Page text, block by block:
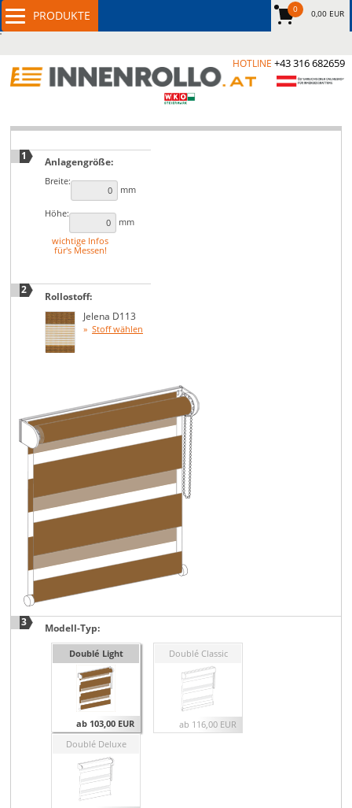
1 Anlagengröße:
Breite:
mm
Höhe:
mm
wichtige Infos
für's Messen!
2
Rollostoff:
Jelena D113
Stoff wählen
3 Modell-Typ:
Doublé Light
ab 103,00 EUR
Doublé Classic
ab 116,00 EUR
Doublé Deluxe
0 0,00 EUR
HOTLINE +43 316 682659